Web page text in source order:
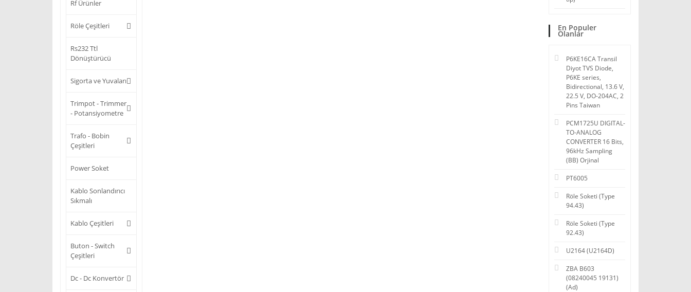
Rf Ürünler
Röle Çeşitleri
Rs232 Ttl
Dönüştürücü
Sigorta ve Yuvaları
Trimpot - Trimmer
- Potansiyometre
Trafo - Bobin
Çeşitleri
Power Soket
Kablo Sonlandırıcı
Sıkmalı
Kablo Çeşitleri
Buton - Switch
Çeşitleri
Dc - Dc Konvertör
En Populer
Olanlar
P6KE16CA Transil
Diyot TVS Diode,
P6KE series,
Bidirectional, 13.6 V,
22.5 V, DO-204AC, 2
Pins Taiwan
PCM1725U DIGITAL-
TO-ANALOG
CONVERTER 16 Bits,
96kHz Sampling
(BB) Orjinal
PT6005
Röle Soketi (Type
94.43)
Röle Soketi (Type
92.43)
U2164 (U2164D)
ZBA B603
(08240045 19131)
(Ad)